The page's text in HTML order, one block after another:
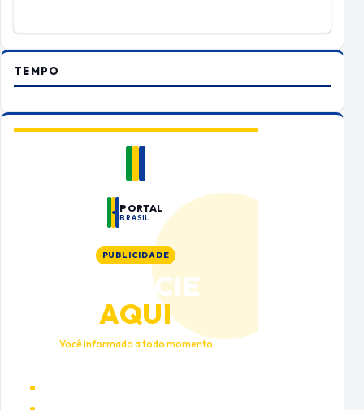
TEMPO
PORTAL
BRASIL
PUBLICIDADE
ANUNCIE
AQUI
Você informado a todo momento